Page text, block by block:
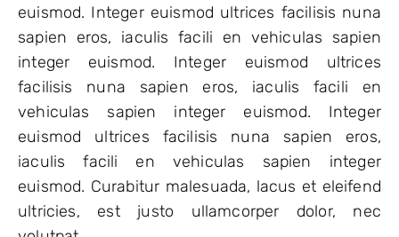
euismod. Integer euismod ultrices facilisis nuna
sapien eros, iaculis facili en vehiculas sapien
integer euismod. Integer euismod ultrices
facilisis nuna sapien eros, iaculis facili en
vehiculas sapien integer euismod. Integer
euismod ultrices facilisis nuna sapien eros,
iaculis facili en vehiculas sapien integer
euismod. Curabitur malesuada, lacus et eleifend
ultricies, est justo ullamcorper dolor, nec